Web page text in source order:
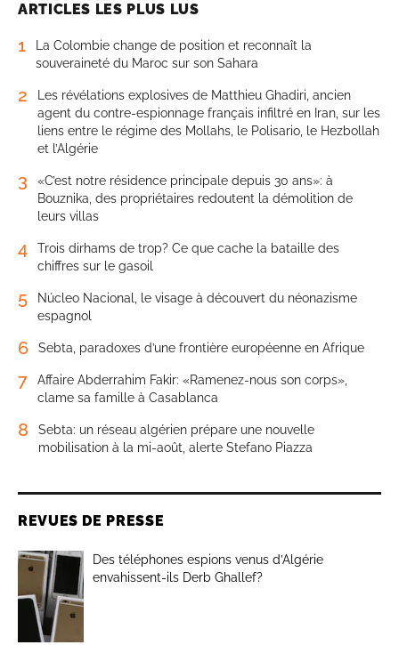
ARTICLES LES PLUS LUS
1
La Colombie change de position et reconnaît la
souveraineté du Maroc sur son Sahara
2
Les révélations explosives de Matthieu Ghadiri, ancien
agent du contre-espionnage français infiltré en Iran, sur les
liens entre le régime des Mollahs, le Polisario, le Hezbollah
et l’Algérie
3
«C’est notre résidence principale depuis 30 ans»: à
Bouznika, des propriétaires redoutent la démolition de
leurs villas
4
Trois dirhams de trop? Ce que cache la bataille des
chiffres sur le gasoil
5
Núcleo Nacional, le visage à découvert du néonazisme
espagnol
6 Sebta, paradoxes d’une frontière européenne en Afrique
7
Affaire Abderrahim Fakir: «Ramenez-nous son corps»,
clame sa famille à Casablanca
8
Sebta: un réseau algérien prépare une nouvelle
mobilisation à la mi-août, alerte Stefano Piazza
REVUES DE PRESSE
Des téléphones espions venus d’Algérie
envahissent-ils Derb Ghallef?